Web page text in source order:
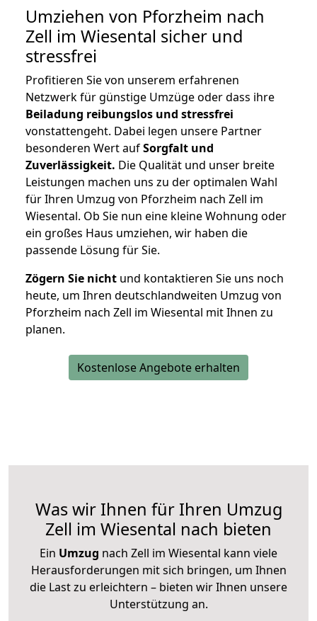
Umziehen von Pforzheim nach
Zell im Wiesental sicher und
stressfrei
Profitieren Sie von unserem erfahrenen
Netzwerk für günstige Umzüge oder dass ihre
Beiladung reibungslos und stressfrei
vonstattengeht. Dabei legen unsere Partner
besonderen Wert aufSorgfalt und
Zuverlässigkeit. Die Qualität und unser breite
Leistungen machen uns zu der optimalen Wahl
für Ihren Umzug von Pforzheim nach Zell im
Wiesental. Ob Sie nun eine kleine Wohnung oder
ein großes Haus umziehen, wir haben die
passende Lösung für Sie.
Zögern Sie nicht und kontaktieren Sie uns noch
heute, um Ihren deutschlandweiten Umzug von
Pforzheim nach Zell im Wiesental mit Ihnen zu
planen.
Kostenlose Angebote erhalten
Was wir Ihnen für Ihren Umzug
Zell im Wiesental nach bieten
Ein Umzug nach Zell im Wiesental kann viele
Herausforderungen mit sich bringen, um Ihnen
die Last zu erleichtern – bieten wir Ihnen unsere
Unterstützung an.